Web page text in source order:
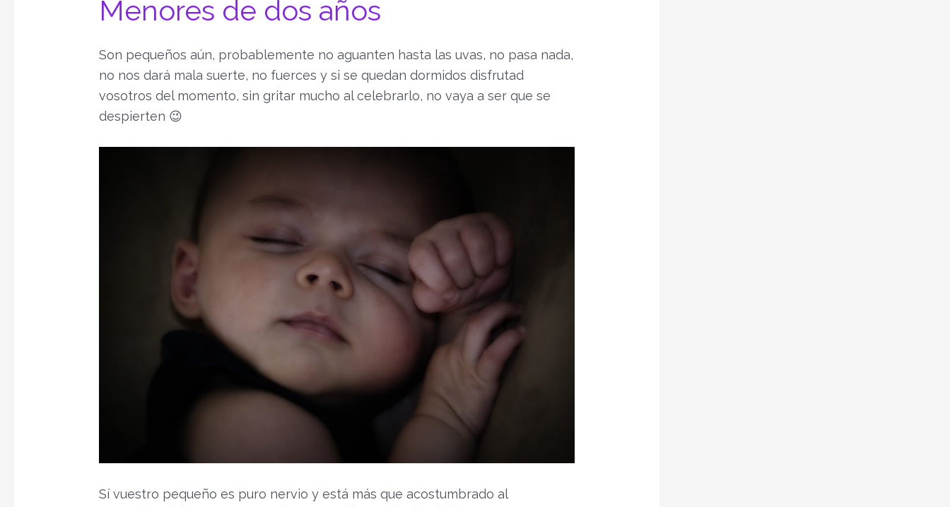
Menores de dos años
Son pequeños aún, probablemente no aguanten hasta las uvas, no pasa nada,
no nos dará mala suerte, no fuerces y si se quedan dormidos disfrutad
vosotros del momento, sin gritar mucho al celebrarlo, no vaya a ser que se
despierten 😉
Sí vuestro pequeño es puro nervio y está más que acostumbrado al